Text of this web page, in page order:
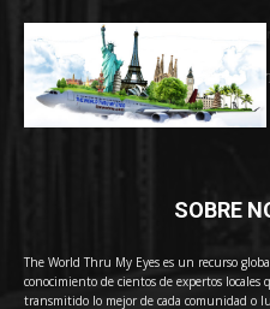
SOBRE
The World Thru My Eyes es un recurso
conocimiento de cientos de expertos
transmitido lo mejor de cada comunidad o